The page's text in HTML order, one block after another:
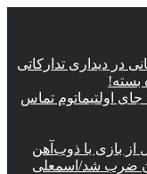
در دیداری تدارکاتی
بسته!
جای اولتیماتوم تماس
از بازی با ذوب‌آهن
ضرب شد/اسمعلی